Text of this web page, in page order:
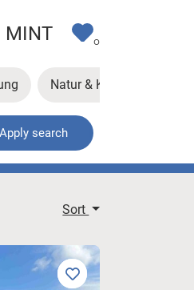
MINT 0
Natur & Klima
Apply search
Sort